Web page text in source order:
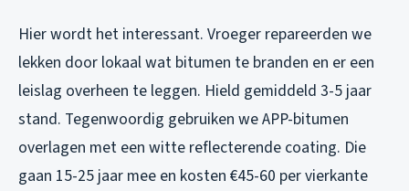
Hier wordt het interessant. Vroeger repareerden we
lekken door lokaal wat bitumen te branden en er een
leislag overheen te leggen. Hield gemiddeld 3-5 jaar
stand. Tegenwoordig gebruiken we APP-bitumen
overlagen met een witte reflecterende coating. Die
gaan 15-25 jaar mee en kosten €45-60 per vierkante